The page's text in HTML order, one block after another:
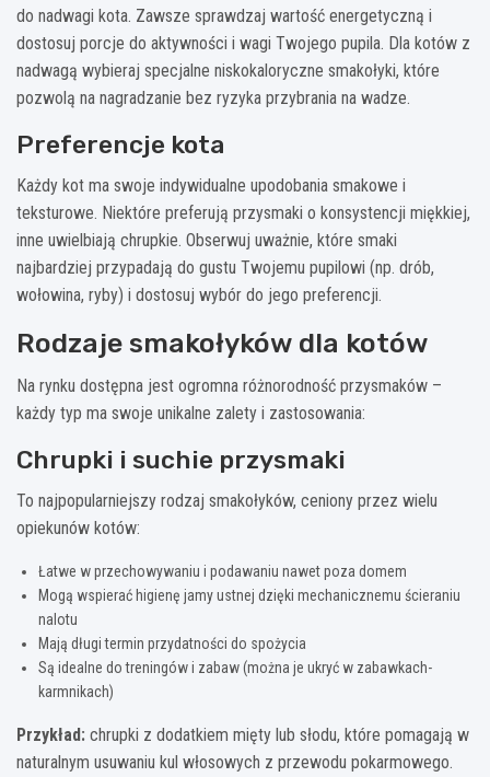
do nadwagi kota. Zawsze sprawdzaj wartość energetyczną i
dostosuj porcje do aktywności i wagi Twojego pupila. Dla kotów z
nadwagą wybieraj specjalne niskokaloryczne smakołyki, które
pozwolą na nagradzanie bez ryzyka przybrania na wadze.
Preferencje kota
Każdy kot ma swoje indywidualne upodobania smakowe i
teksturowe. Niektóre preferują przysmaki o konsystencji miękkiej,
inne uwielbiają chrupkie. Obserwuj uważnie, które smaki
najbardziej przypadają do gustu Twojemu pupilowi (np. drób,
wołowina, ryby) i dostosuj wybór do jego preferencji.
Rodzaje smakołyków dla kotów
Na rynku dostępna jest ogromna różnorodność przysmaków –
każdy typ ma swoje unikalne zalety i zastosowania:
Chrupki i suchie przysmaki
To najpopularniejszy rodzaj smakołyków, ceniony przez wielu
opiekunów kotów:
Łatwe w przechowywaniu i podawaniu nawet poza domem
Mogą wspierać higienę jamy ustnej dzięki mechanicznemu ścieraniu
nalotu
Mają długi termin przydatności do spożycia
Są idealne do treningów i zabaw (można je ukryć w zabawkach-
karmnikach)
Przykład: chrupki z dodatkiem mięty lub słodu, które pomagają w
naturalnym usuwaniu kul włosowych z przewodu pokarmowego.